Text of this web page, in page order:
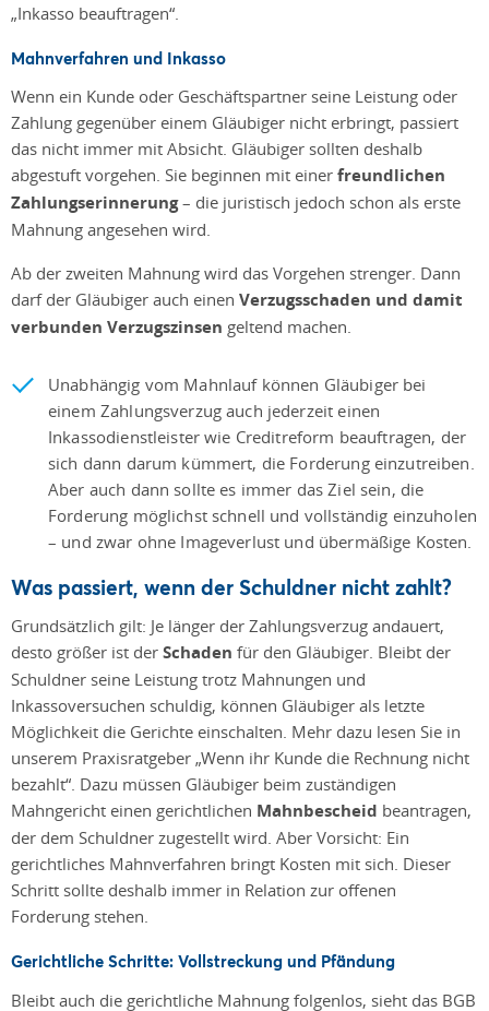
„Inkasso beauftragen“
Mahnverfahren und Inkasso
Wenn ein Kunde oder Geschäftspartner seine Leistung oder
Zahlung gegenüber einem Gläubiger nicht erbringt, passiert
das nicht immer mit Absicht. Gläubiger sollten deshalb
abgestuft vorgehen. Sie beginnen mit einer freundlichen
Zahlungserinnerung– die juristisch jedoch schon als erste
Mahnung angesehen wird.
Ab der zweiten Mahnung wird das Vorgehen strenger. Dann
darf der Gläubiger auch einen Verzugsschaden und damit
verbunden Verzugszinsen geltend machen.
Unabhängig vom Mahnlauf können Gläubiger bei
einem Zahlungsverzug auch jederzeit einen
Inkassodienstleister wie Creditreform beauftragen, der
sich dann darum kümmert, die Forderung einzutreiben.
Aber auch dann sollte es immer das Ziel sein, die
Forderung möglichst schnell und vollständig einzuholen
– und zwar ohne Imageverlust und übermäßige Kosten.
Was passiert, wenn der Schuldner nicht zahlt?
Grundsätzlich gilt: Je länger der Zahlungsverzug andauert,
desto größer ist der Schaden für den Gläubiger. Bleibt der
Schuldner seine Leistung trotz Mahnungen und
Inkassoversuchen schuldig, können Gläubiger als letzte
Möglichkeit die Gerichte einschalten. Mehr dazu lesen Sie in
unserem Praxisratgeber „Wenn ihr Kunde die Rechnung nicht
bezahlt“ . Dazu müssen Gläubiger beim zuständigen
Mahngericht einen gerichtlichen Mahnbescheid beantragen,
der dem Schuldner zugestellt wird. Aber Vorsicht: Ein
gerichtliches Mahnverfahren bringt Kosten mit sich. Dieser
Schritt sollte deshalb immer in Relation zur offenen
Forderung stehen.
Gerichtliche Schritte: Vollstreckung und Pfändung
Bleibt auch die gerichtliche Mahnung folgenlos, sieht das BGB